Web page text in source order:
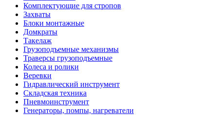
Комплектующие для стропов
Захваты
Блоки монтажные
Домкраты
Такелаж
Грузоподъемные механизмы
Траверсы грузоподъемные
Колеса и ролики
Веревки
Гидравлический инструмент
Складская техника
Пневмоинструмент
Генераторы, помпы, нагреватели